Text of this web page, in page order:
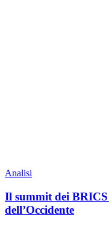
Analisi
Il summit dei BRICS
dell’Occidente